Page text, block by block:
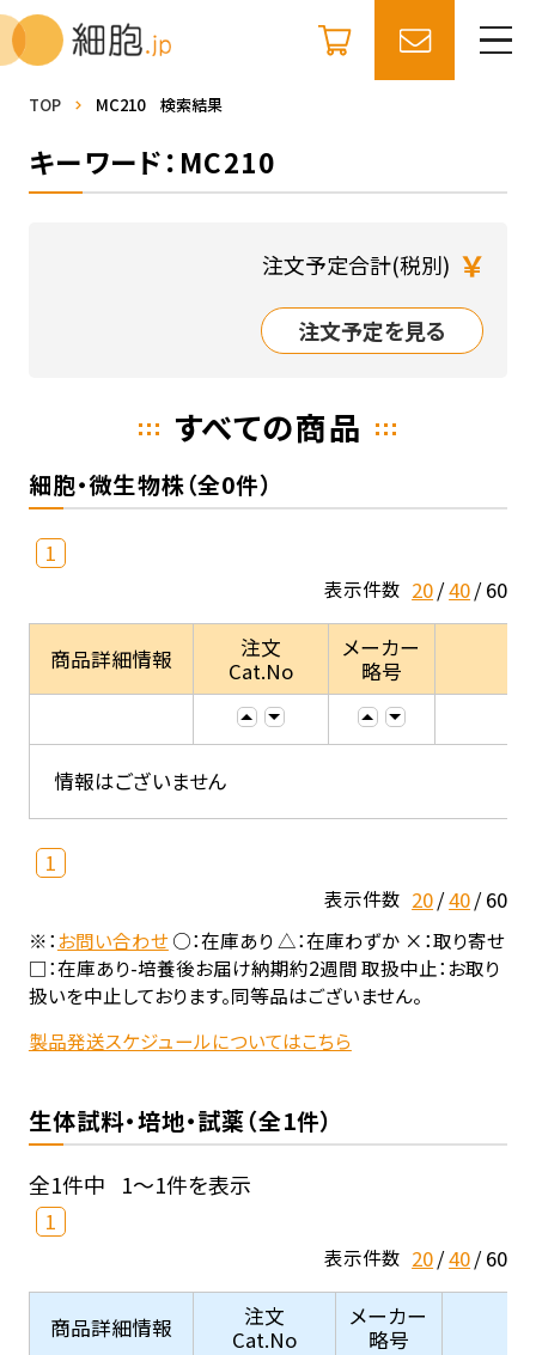
TOP MC210 検索結果
キーワード：MC210
注文予定合計(税別) ￥
注文予定を見る
すべての商品
細胞・微生物株（全0件）
1
表示件数 20 40 60
商品詳細情報
注文
Cat.No
メーカー
略号
情報はございません
1
表示件数 20 40 60
※：お問い合わせ○：在庫あり △：在庫わずか ×：取り寄せ
□：在庫あり-培養後お届け納期約2週間 取扱中止：お取り
扱いを中止しております。同等品はございません。
製品発送スケジュールについてはこちら
生体試料・培地・試薬（全1件）
全1件中 1～1件を表示
1
表示件数 20 40 60
商品詳細情報
注文
Cat.No
メーカー
略号